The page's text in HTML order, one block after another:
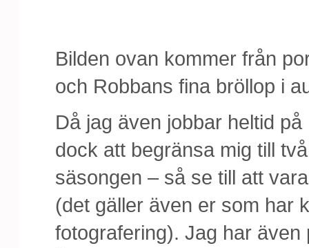
Bilden ovan kommer från
och Robbans fina bröllop i
Då jag även jobbar heltid
dock att begränsa mig till
säsongen – så se till att
(det gäller även er som har
fotografering). Jag har